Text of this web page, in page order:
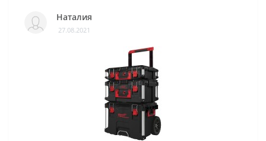
Наталия
27.08.2021